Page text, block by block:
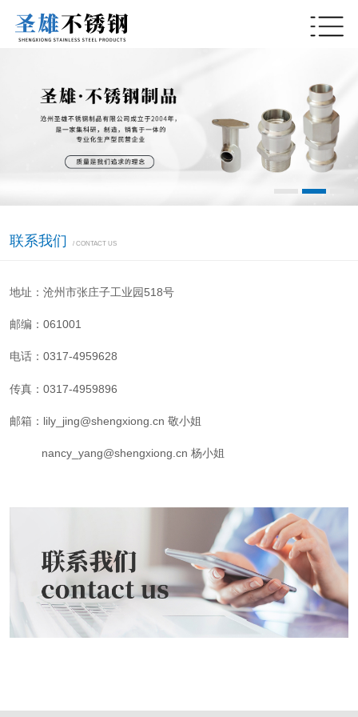
联系我们 / CONTACT US
地址：沧州市张庄子工业园518号
邮编：061001
电话：0317-4959628
传真：0317-4959896
邮箱：lily_jing@shengxiong.cn 敬小姐
nancy_yang@shengxiong.cn 杨小姐